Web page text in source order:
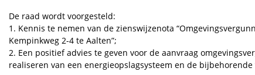
De raad wordt voorgesteld:
1. Kennis te nemen van de zienswijzenota
Kempinkweg 2-4 te Aalten”;
2. Een positief advies te geven voor de aanvraag
realiseren van een energieopslagsysteem en de